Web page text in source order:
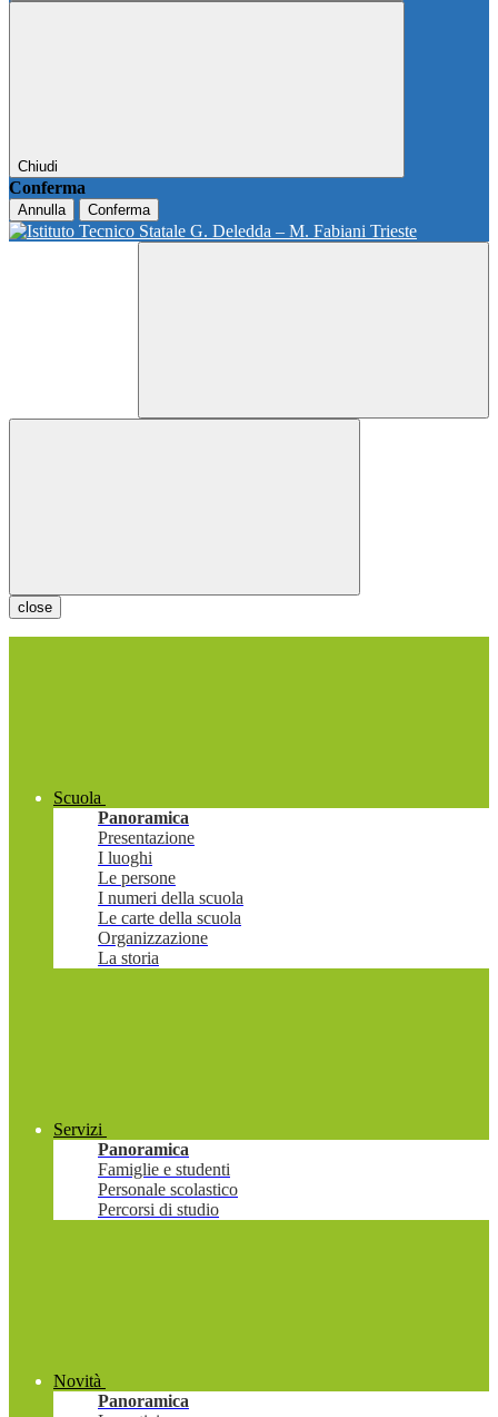
Chiudi
Conferma
Annulla Conferma
close
Scuola
Panoramica
Presentazione
I luoghi
Le persone
I numeri della scuola
Le carte della scuola
Organizzazione
La storia
Servizi
Panoramica
Famiglie e studenti
Personale scolastico
Percorsi di studio
Novità
Panoramica